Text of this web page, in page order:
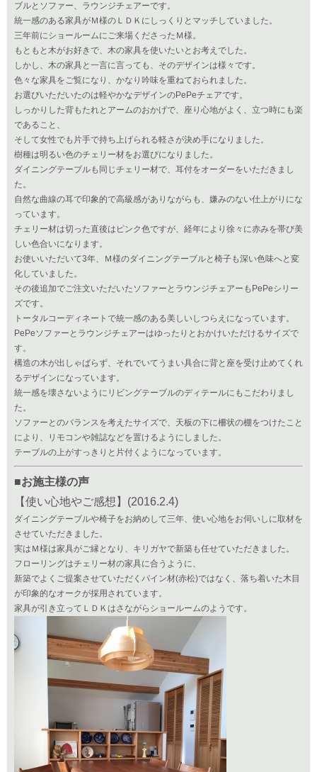
ブルとソファー、ラウンジチェアーです。
統一感のある家具がＭ様のＬＤＫにしっくりとマッチしていました。
三年前にショールームにご来場くださったＭ様。
もともと木がお好きで、木の家具を使いたいとお考えでした。
しかし、木の家具と一言に言っても、そのデザインは様々です。
色々な家具をご覧になり、かなり吟味を重ねておられました。
お選びいただいたのは軽やかなデザインのPePeチェアです。
しっかりした背もたれとアームのおかげで、座り心地がよく、立つ時にも楽
であること、
そして女性でも片手で持ち上げられる軽さが決め手になりました。
樹種は明るい色のチェリー材をお選びになりました。
ダイニングテーブルも同じチェリー材で、耳付をオーダーをいただきまし
た。
自然な曲線の耳で印象的で高級感がありながらも、嫌みのない仕上がりにな
っています。
チェリー材は切った直後はピンク色ですが、経年により徐々に赤みを帯び美
しい色合いになります。
お使いいただいて3年、Ｍ様のダイニングテーブルと椅子も深い色味へと変
化していました。
その後追加でご注文いただいたソファーとラウンジチェアーもPePeシリー
ズです。
トータルコーディネートで統一感のある美しいしつらえになっています。
PePeソファーとラウンジチェアーはゆったりとおかけいただけるサイズで
す。
構造の木が出しゃばらず、それでいてうまい具合に背と座を受け止めてくれ
るデザインになっています。
統一感を壊さないようにリビングテーブルのディテールにもこだわりまし
た。
ソファーとのバランスを考えたサイズで、天板の下に柵状の棚をつけたこと
により、リモコンや雑誌などを置けるようにしました。
テーブルの上がすっきりと片付くようになっています。
■お施主様の声
【使い心地やご感想】(2016.2.4)
ダイニングテーブルや椅子をお納めして三年、使い心地をお伺いしに取材を
させていただきました。
実はＭ様は家具がご縁となり、キリガヤで新築も任せていただきました。
フローリングはチェリー材の家具に合うように、
新築でよくご提案させていただくパイン材(赤松)ではなく、落ち着いた木目
が印象的なオークが採用されています。
家具が引き立ってＬＤＫはさながらショールームのようです。